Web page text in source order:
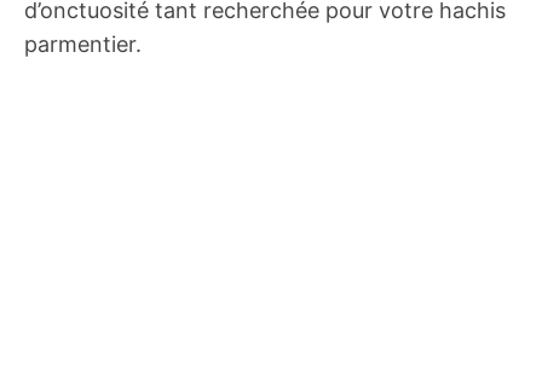
d’onctuosité tant recherchée pour votre hachis
parmentier.